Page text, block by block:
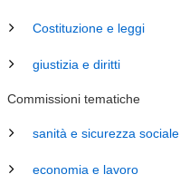
Costituzione e leggi
giustizia e diritti
Commissioni tematiche
sanità e sicurezza sociale
economia e lavoro